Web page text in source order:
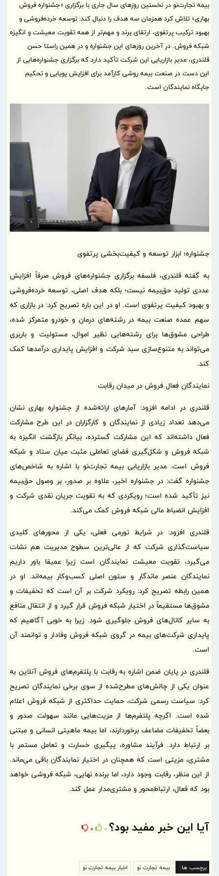
بیمه تجارت‌نو در نخستین روزهای سال جاری با برگزاری «جشنواره فروش
بهاری» تلاش کرد همزمان سه هدف را دنبال کند: توسعه خرده‌فروشی و
بهبود ترکیب پرتفوی، ارتقای برند و مهم‌تر از همه تقویت معیشت و انگیزه
شبکه فروش. در آخرین روزهای این جشنواره و در همین راستا حسن
قلندری، مدیر بازاریابی این شرکت تأکید دارد که برگزاری جشنواره‌هایی از
این دست در صنعت بیمه روشی کارآمد برای افزایش پویایی و تحکیم
جایگاه نمایندگان است.
جشنواره؛ ابزار توسعه و کیفیت‌بخشی پرتفوی
به گفته قلندری، فلسفه برگزاری جشنواره‌های فروش صرفاً افزایش
عددی تولید حق‌بیمه نیست؛ بلکه هدف اصلی، توسعه خرده‌فروشی
و بهبود کیفیت پرتفوی است. او در این باره تصریح کرد: در بازاری که
سهم عمده صنعت بیمه در رشته‌های درمان و خودرو متمرکز شده،
طراحی مشوق‌ها برای رشته‌هایی نظیر اموال، مسئولیت و باربری
می‌تواند به متنوع‌سازی سبد شرکت و افزایش پایداری درآمدها کمک
کند.
نمایندگان فعال فروش در میدان رقابت
قلندری در ادامه افزود: آمارهای ارائه‌شده از جشنواره بهاری نشان
می‌دهد تعداد زیادی از نمایندگان و کارگزاران در این طرح مشارکت
فعال داشته‌اند که این مشارکت گسترده، بیانگر بازگشت انگیزه به
شبکه فروش و شکل‌گیری فضای تعاملی مثبت میان ستاد و شبکه
فروش است. مدیر بازاریابی بیمه تجارت‌نو با اشاره به شاخص‌های
جشنواره گفت: در جشنواره اخیر، علاوه بر صدور، بر وصول حق‌بیمه
نیز تأکید شده است؛ رویکردی که به تقویت جریان نقدی شرکت و
افزایش انضباط مالی شبکه فروش کمک می‌کند.
قلندری افزود: در شرایط تورمی فعلی، یکی از محورهای کلیدی
سیاست‌گذاری شرکت که از عالی‌ترین سطوح مدیریت هم نشات
می‌گیرد، تقویت معیشت نمایندگان است زیرا عمیقا باور داریم
نمایندگان عنصر ماندگار و ستون اصلی کسب‌وکار بیمه‌اند. او در
همین رابطه تصریح کرد: رویکرد شرکت بر آن است که تخفیفات و
مشوق‌ها مستقیماً در اختیار شبکه فروش قرار گیرد و از انتقال منافع
به سایر کانال‌های فروش جلوگیری شود. زیرا به خوبی آگاهیم که
پایداری شرکت‌های بیمه‌ در گروی شبکه فروش وفادار و توانمند آن
است.
قلندری در پایان ضمن اشاره به رقابت با پلتفرم‌های فروش آنلاین به
عنوان یکی از چالش‌های مطرح‌شده از سوی برخی نمایندگان تصریح
کرد: سیاست رسمی شرکت، حمایت حداکثری از شبکه فروش اعلام
شده است. اگرچه پلتفرم‌ها از مزیت‌هایی مانند سهولت صدور و
بعضاً تخفیفات مضاعف برخوردارند، اما بیمه ماهیتی انسانی و مبتنی
بر ارتباط دارد. فرآیند مشاوره، پیگیری خسارت و تعامل مستمر با
مشتری، مزیتی است که همچنان در اختیار نمایندگان باقی می‌ماند.
از این منظر، رقابت وجود دارد، اما برنده نهایی، شبکه فروشی خواهد
بود که فعال، ارتباط‌محور و مشتری‌مدار عمل کند.
آیا این خبر مفید بود؟ 0
0
برچسب ها: بیمه تجارت نو اخبار بیمه تجارت نو